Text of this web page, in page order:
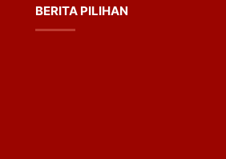
BERITA PILIHAN